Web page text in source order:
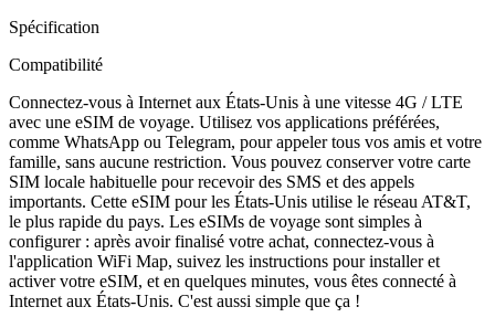
Spécification
Compatibilité
Connectez-vous à Internet aux États-Unis à une vitesse 4G / LTE
avec une eSIM de voyage. Utilisez vos applications préférées,
comme WhatsApp ou Telegram, pour appeler tous vos amis et votre
famille, sans aucune restriction. Vous pouvez conserver votre carte
SIM locale habituelle pour recevoir des SMS et des appels
importants. Cette eSIM pour les États-Unis utilise le réseau AT&T,
le plus rapide du pays. Les eSIMs de voyage sont simples à
configurer : après avoir finalisé votre achat, connectez-vous à
l'application WiFi Map, suivez les instructions pour installer et
activer votre eSIM, et en quelques minutes, vous êtes connecté à
Internet aux États-Unis. C'est aussi simple que ça !